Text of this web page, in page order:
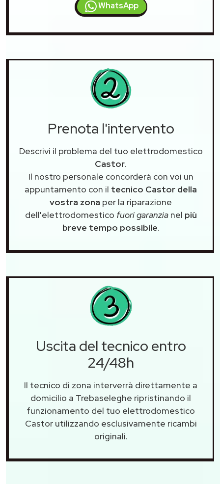
WhatsApp
Prenota l'intervento
Descrivi il problema del tuo elettrodomestico
Castor.
Il nostro personale concorderà con voi un
appuntamento con il tecnico Castor della
vostra zona per la riparazione
dell'elettrodomestico fuori garanzianel più
breve tempo possibile.
Uscita del tecnico entro
24/48h
Il tecnico di zona interverrà direttamente a
domicilio a Trebaseleghe ripristinando il
funzionamento del tuo elettrodomestico
Castor utilizzando esclusivamente ricambi
originali.